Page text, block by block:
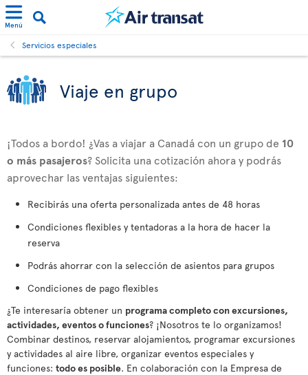
Menú
Servicios especiales
Viaje en grupo
¡Todos a bordo! ¿Vas a viajar a Canadá con un grupo de 10
o más pasajeros? Solicita una cotización ahora y podrás
aprovechar las ventajas siguientes:
Recibirás una oferta personalizada antes de 48 horas
Condiciones flexibles y tentadoras a la hora de hacer la
reserva
Podrás ahorrar con la selección de asientos para grupos
Condiciones de pago flexibles
¿Te interesaría obtener un programa completo con excursiones,
actividades, eventos o funciones? ¡Nosotros te lo organizamos!
Combinar destinos, reservar alojamientos, programar excursiones
y actividades al aire libre, organizar eventos especiales y
funciones: todo es posible. En colaboración con la Empresa de